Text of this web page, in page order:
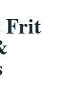
Frit